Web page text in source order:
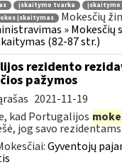
įskaitymo tvarka
įskaitymo
įskaitymas
Mokesčių
» Mokesčių
(82-87 str.)
rezidento
pažymos
2021-11-19
kad Portugalijos
jog savo
Gyventojų